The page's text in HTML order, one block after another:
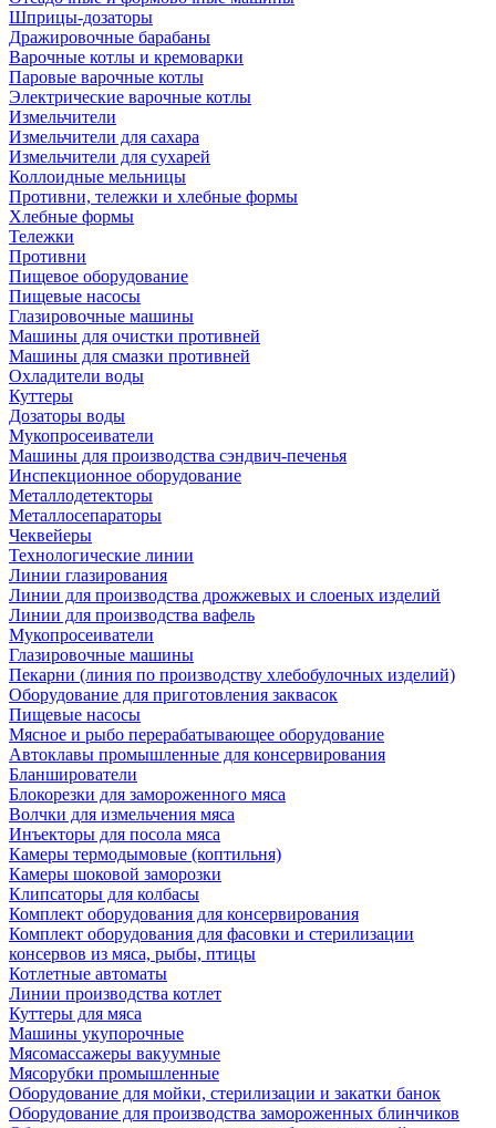
Шприцы-дозаторы
Дражировочные барабаны
Варочные котлы и кремоварки
Паровые варочные котлы
Электрические варочные котлы
Измельчители
Измельчители для сахара
Измельчители для сухарей
Коллоидные мельницы
Противни, тележки и хлебные формы
Хлебные формы
Тележки
Противни
Пищевое оборудование
Пищевые насосы
Глазировочные машины
Машины для очистки противней
Машины для смазки противней
Охладители воды
Куттеры
Дозаторы воды
Мукопросеиватели
Машины для производства сэндвич-печенья
Инспекционное оборудование
Металлодетекторы
Металлосепараторы
Чеквейеры
Технологические линии
Линии глазирования
Линии для производства дрожжевых и слоеных изделий
Линии для производства вафель
Мукопросеиватели
Глазировочные машины
Пекарни (линия по производству хлебобулочных изделий)
Оборудование для приготовления заквасок
Пищевые насосы
Мясное и рыбо перерабатывающее оборудование
Автоклавы промышленные для консервирования
Бланширователи
Блокорезки для замороженного мяса
Волчки для измельчения мяса
Инъекторы для посола мяса
Камеры термодымовые (коптильня)
Камеры шоковой заморозки
Клипсаторы для колбасы
Комплект оборудования для консервирования
Комплект оборудования для фасовки и стерилизации
консервов из мяса, рыбы, птицы
Котлетные автоматы
Линии производства котлет
Куттеры для мяса
Машины укупорочные
Мясомассажеры вакуумные
Мясорубки промышленные
Оборудование для мойки, стерилизации и закатки банок
Оборудование для производства замороженных блинчиков